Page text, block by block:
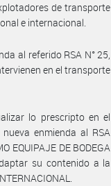
de transporte
e internacional.
al referido RSA N° 25,
en el transporte
lo prescripto en el
enmienda al RSA
EQUIPAJE DE BODEGA
su contenido a la